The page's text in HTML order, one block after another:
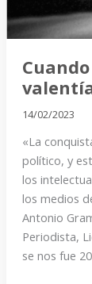
14/02/2023
«La
político, y
los
los medios
Antonio
Periodista,
se nos fue
de
unirse